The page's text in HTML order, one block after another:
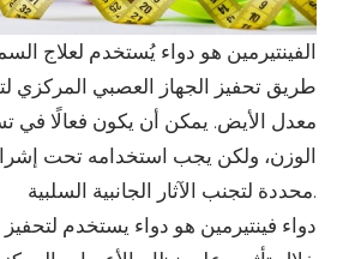
الفينتيرمين هو دواء يُستخدم لعلاج
طريق تحفيز الجهاز العصبي المركزي
معدل الأيض. يمكن أن يكون فعالًا في
الوزن، ولكن يجب استخدامه تحت
محددة لتجنب الآثار الجانبية السلبية.
دواء فينتيرمين هو دواء يستخدم